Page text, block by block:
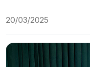
20/03/2025